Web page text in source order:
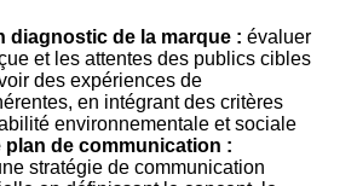
diagnostic de la marque : évaluer
et les attentes des publics cibles
des expériences de
en intégrant des critères
environnementale et sociale
plan de communication :
stratégie de communication